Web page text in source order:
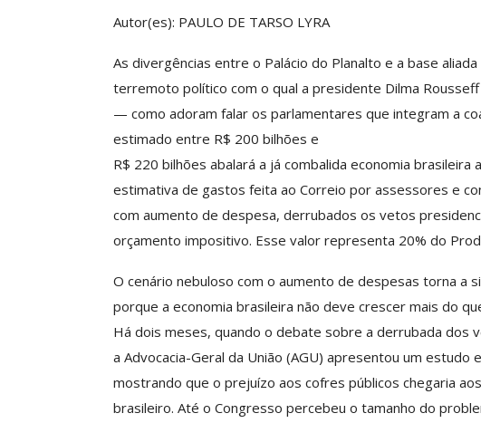
Autor(es): PAULO DE TARSO LYRA
As divergências entre o Palácio do Planalto e a base
terremoto político com o qual a presidente Dilma
— como adoram falar os parlamentares que integram a
estimado entre R$ 200 bilhões e
R$ 220 bilhões abalará a já combalida economia brasileira
estimativa de gastos feita ao Correio por assessores e
com aumento de despesa, derrubados os vetos
orçamento impositivo. Esse valor representa 20% do
O cenário nebuloso com o aumento de despesas torna a
porque a economia brasileira não deve crescer mais do
Há dois meses, quando o debate sobre a derrubada dos
a Advocacia-Geral da União (AGU) apresentou um
mostrando que o prejuízo aos cofres públicos chegaria
brasileiro. Até o Congresso percebeu o tamanho do
Clube De Benefícios ASSECOR
Reúne Dezenas De Escolas De
Comunicacao
IMPRENSA